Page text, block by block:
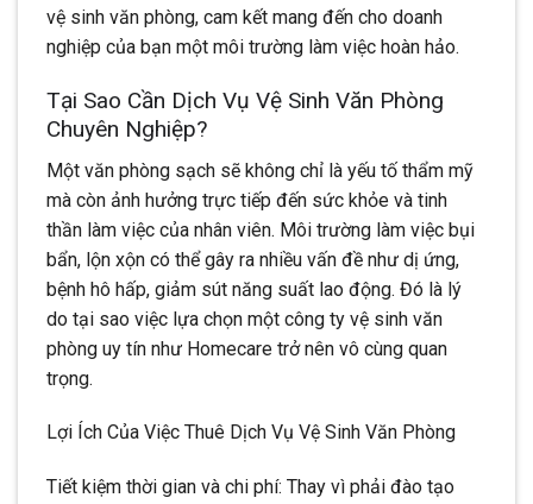
vệ sinh văn phòng, cam kết mang đến cho doanh
nghiệp của bạn một môi trường làm việc hoàn hảo.
Tại Sao Cần Dịch Vụ Vệ Sinh Văn Phòng
Chuyên Nghiệp?
Một văn phòng sạch sẽ không chỉ là yếu tố thẩm mỹ
mà còn ảnh hưởng trực tiếp đến sức khỏe và tinh
thần làm việc của nhân viên. Môi trường làm việc bụi
bẩn, lộn xộn có thể gây ra nhiều vấn đề như dị ứng,
bệnh hô hấp, giảm sút năng suất lao động. Đó là lý
do tại sao việc lựa chọn một công ty vệ sinh văn
phòng uy tín như Homecare trở nên vô cùng quan
trọng.
Lợi Ích Của Việc Thuê Dịch Vụ Vệ Sinh Văn Phòng
Tiết kiệm thời gian và chi phí: Thay vì phải đào tạo